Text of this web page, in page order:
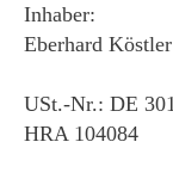
Inhaber:
Eberhard
USt.-Nr.: DE
HRA 104084